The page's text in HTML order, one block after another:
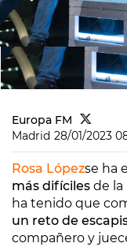
Europa FM
Madrid 28/01/2023
Rosa Lópezse ha
más difíciles de la
ha tenido que
un reto de
compañero y